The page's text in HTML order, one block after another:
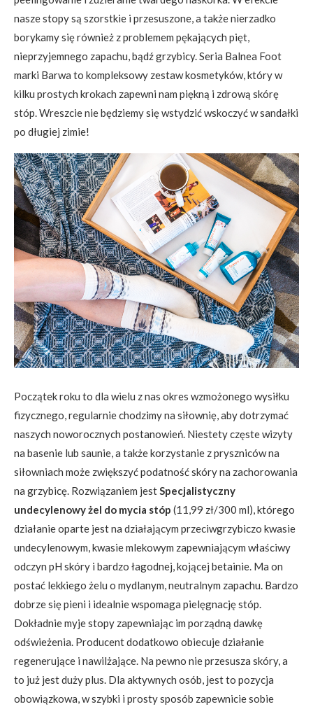
nasze stopy są szorstkie i przesuszone, a także nierzadko
borykamy się również z problemem pękających pięt,
nieprzyjemnego zapachu, bądź grzybicy. Seria Balnea Foot
marki Barwa to kompleksowy zestaw kosmetyków, który w
kilku prostych krokach zapewni nam piękną i zdrową skórę
stóp. Wreszcie nie będziemy się wstydzić wskoczyć w sandałki
po długiej zimie!
Początek roku to dla wielu z nas okres wzmożonego wysiłku
fizycznego, regularnie chodzimy na siłownię, aby dotrzymać
naszych noworocznych postanowień. Niestety częste wizyty
na basenie lub saunie, a także korzystanie z pryszniców na
siłowniach może zwiększyć podatność skóry na zachorowania
na grzybicę. Rozwiązaniem jestSpecjalistyczny
undecylenowy żel do mycia stóp (11,99 zł/300 ml), którego
działanie oparte jest na działającym przeciwgrzybiczo kwasie
undecylenowym, kwasie mlekowym zapewniającym właściwy
odczyn pH skóry i bardzo łagodnej, kojącej betainie. Ma on
postać lekkiego żelu o mydlanym, neutralnym zapachu. Bardzo
dobrze się pieni i idealnie wspomaga pielęgnację stóp.
Dokładnie myje stopy zapewniając im porządną dawkę
odświeżenia. Producent dodatkowo obiecuje działanie
regenerujące i nawilżające. Na pewno nie przesusza skóry, a
to już jest duży plus. Dla aktywnych osób, jest to pozycja
obowiązkowa, w szybki i prosty sposób zapewnicie sobie